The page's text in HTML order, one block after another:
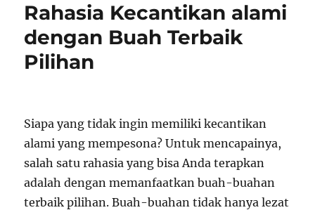
Rahasia Kecantikan alami
dengan Buah Terbaik
Pilihan
Siapa yang tidak ingin memiliki kecantikan
alami yang mempesona? Untuk mencapainya,
salah satu rahasia yang bisa Anda terapkan
adalah dengan memanfaatkan buah-buahan
terbaik pilihan. Buah-buahan tidak hanya lezat